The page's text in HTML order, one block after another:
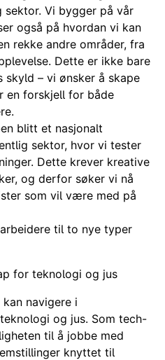
Vi bygger på vår
også på hvordan vi kan
rekke andre områder, fra
Dette er ikke bare
– vi ønsker å skape
en forskjell for både
blitt et nasjonalt
sektor, hvor vi tester
Dette krever kreative
og derfor søker vi nå
som vil være med på
til to nye typer
for teknologi og jus
navigere i
og jus. Som tech-
til å jobbe med
knyttet til